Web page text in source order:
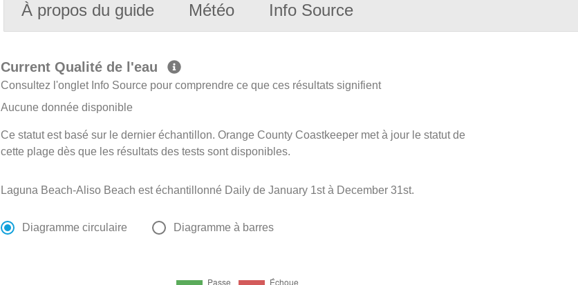
À propos du guide Météo Info Source
Current Qualité de l'eau
Consultez l'onglet Info Source pour comprendre ce que ces résultats signifient
Aucune donnée disponible
Ce statut est basé sur le dernier échantillon. Orange County Coastkeeper met à jour le statut de
cette plage dès que les résultats des tests sont disponibles.
Laguna Beach-Aliso Beach est échantillonné Daily de January 1st à December 31st.
Diagramme circulaire Diagramme à barres